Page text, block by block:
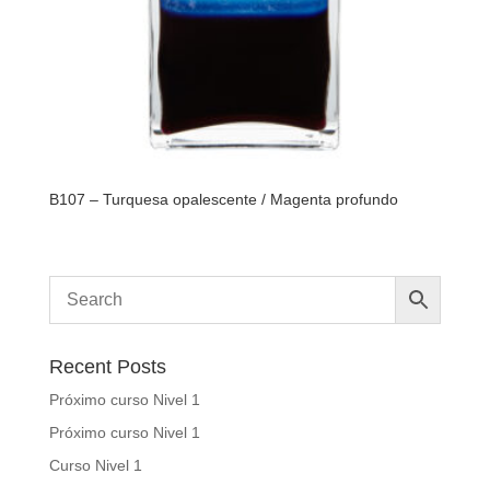
B107 – Turquesa opalescente / Magenta profundo
Recent Posts
Próximo curso Nivel 1
Próximo curso Nivel 1
Curso Nivel 1